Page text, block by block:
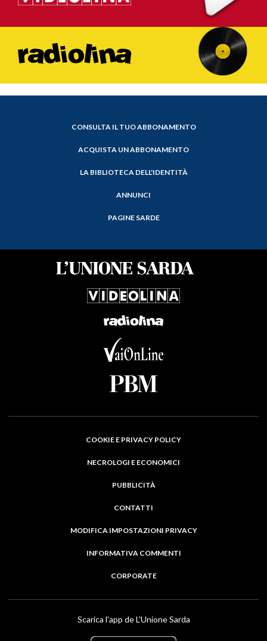
CONSULTA IL TUO ABBONAMENTO
ACQUISTA UN ABBONAMENTO
LA BIBLIOTECA DELL'IDENTITÀ
ANNUNCI
PAGINE SARDE
COOKIE E PRIVACY POLICY
NECROLOGI E ECONOMICI
PUBBLICITÀ
CONTATTI
MODIFICA IMPOSTAZIONI PRIVACY
INFORMATIVA COMMENTI
CORPORATE
Scarica l'app de L'Unione Sarda